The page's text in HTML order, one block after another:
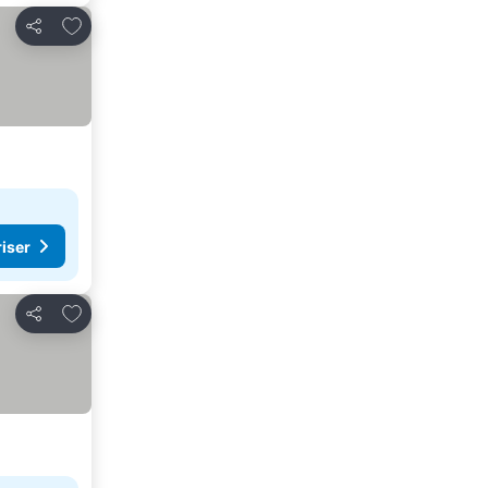
Del
Legg til i favoritter
Del
Legg til i favoritter